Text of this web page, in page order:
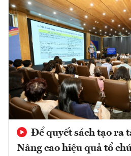
Để quyết sách tạo ra
Nâng cao hiệu quả tổ